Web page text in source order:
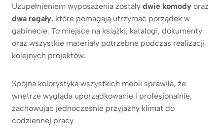
Uzupełnieniem wyposażenia zostały dwie komody oraz
dwa regały, które pomagają utrzymać porządek w
gabinecie. To miejsce na książki, katalogi, dokumenty
oraz wszystkie materiały potrzebne podczas realizacji
kolejnych projektów.
Spójna kolorystyka wszystkich mebli sprawiła, że
wnętrze wygląda uporządkowanie i profesjonalnie,
zachowując jednocześnie przyjazny klimat do
codziennej pracy.